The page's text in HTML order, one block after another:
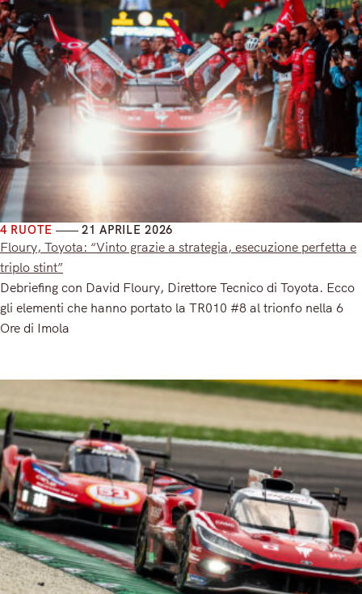
4 RUOTE 21 APRILE 2026
Floury, Toyota: “Vinto grazie a strategia, esecuzione perfetta e
triplo stint”
Debriefing con David Floury, Direttore Tecnico di Toyota. Ecco
gli elementi che hanno portato la TR010 #8 al trionfo nella 6
Ore di Imola